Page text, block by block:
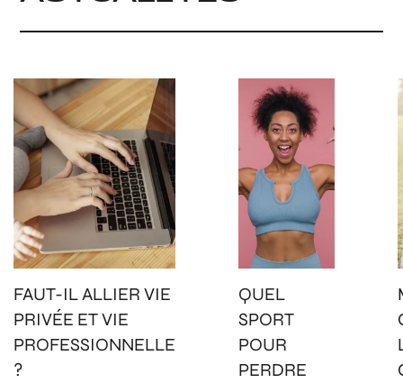
FAUT-IL ALLIER VIE
PRIVÉE ET VIE
PROFESSIONNELLE
?
QUEL
SPORT
POUR
PERDRE